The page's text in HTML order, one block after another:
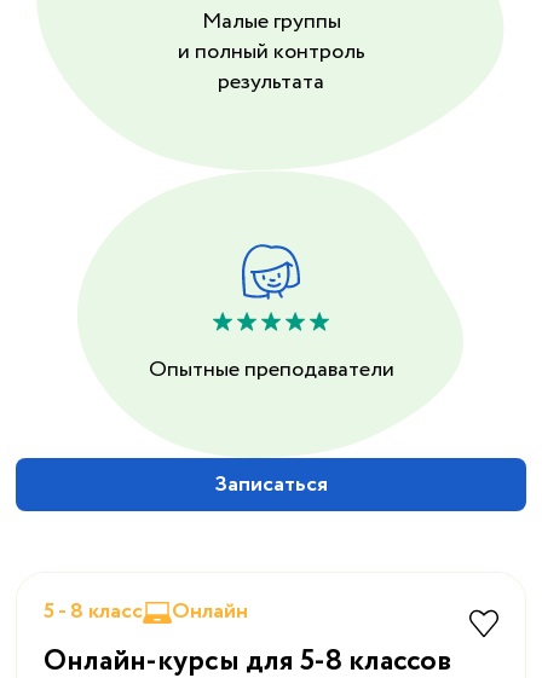
Малые группы
и полный контроль
результата
Опытные преподаватели
Записаться
5 - 8 класс Онлайн
Онлайн-курсы для 5-8 классов